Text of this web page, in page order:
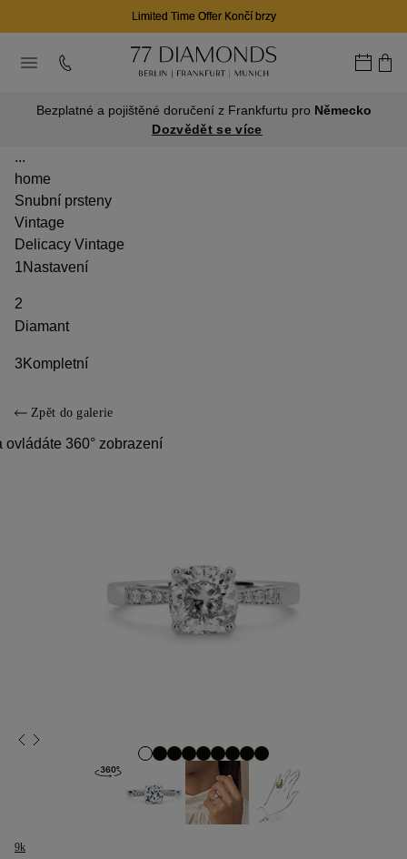
Limited Time Offer Končí brzy
Bezplatné a pojištěné doručení z Frankfurtu pro Německo
Dozvědět se více
...
home
Snubní prsteny
Vintage
Delicacy Vintage
1Nastavení
2
Diamant
3 Kompletní
Zpět do galerie
360° zobrazení
9k